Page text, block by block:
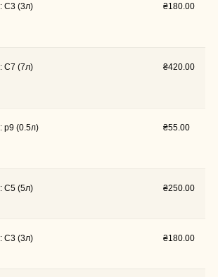
: C3 (3л) ₴180.00
: C7 (7л) ₴420.00
: p9 (0.5л) ₴55.00
: C5 (5л) ₴250.00
: C3 (3л) ₴180.00